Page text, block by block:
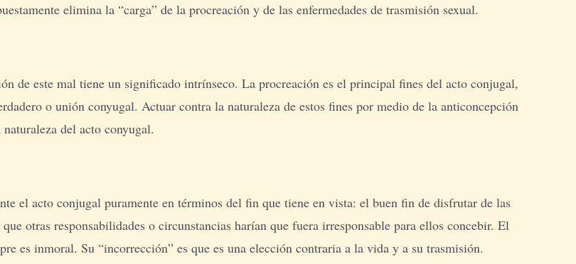
elimina la “carga” de la procreación y de las enfermedades de trasmisión sexual.
de este mal tiene un significado intrínseco. La procreación es el principal fines del acto conjugal,
o unión conyugal. Actuar contra la naturaleza de estos fines por medio de la anticoncepción
del acto conyugal.
el acto conjugal puramente en términos del fin que tiene en vista: el buen fin de disfrutar de las
otras responsabilidades o circunstancias harían que fuera irresponsable para ellos concebir. El
es inmoral. Su “incorrección” es que es una elección contraria a la vida y a su trasmisión.